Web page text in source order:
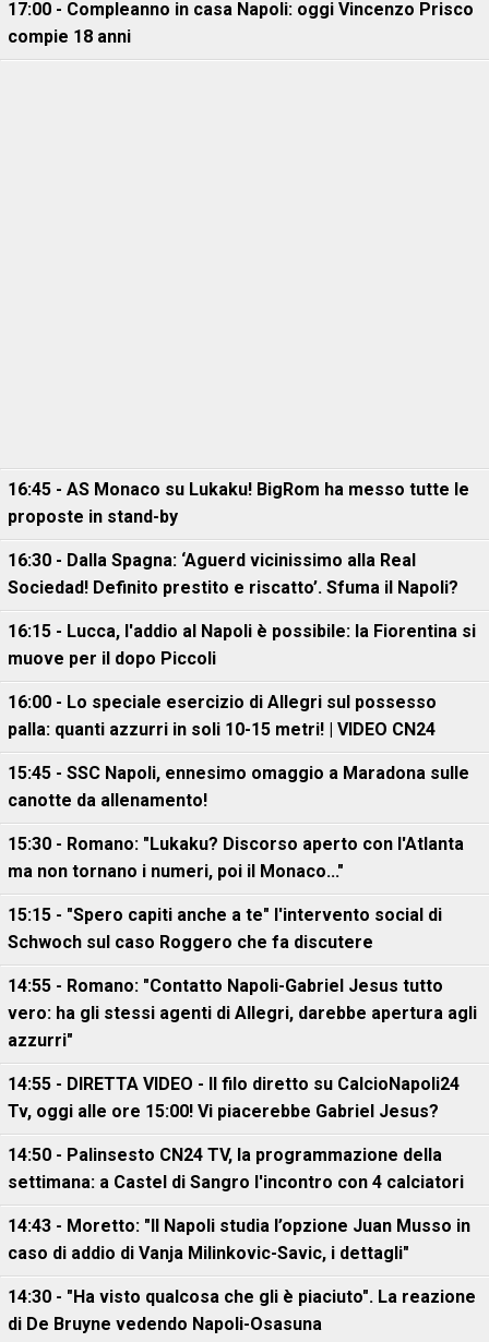
17:00 - Compleanno in casa Napoli: oggi Vincenzo Prisco
compie 18 anni
16:45 - AS Monaco su Lukaku! BigRom ha messo tutte le
proposte in stand-by
16:30 - Dalla Spagna: ‘Aguerd vicinissimo alla Real
Sociedad! Definito prestito e riscatto’. Sfuma il Napoli?
16:15 - Lucca, l'addio al Napoli è possibile: la Fiorentina si
muove per il dopo Piccoli
16:00 - Lo speciale esercizio di Allegri sul possesso
palla: quanti azzurri in soli 10-15 metri! | VIDEO CN24
15:45 - SSC Napoli, ennesimo omaggio a Maradona sulle
canotte da allenamento!
15:30 - Romano: "Lukaku? Discorso aperto con l'Atlanta
ma non tornano i numeri, poi il Monaco..."
15:15 - "Spero capiti anche a te" l'intervento social di
Schwoch sul caso Roggero che fa discutere
14:55 - Romano: "Contatto Napoli-Gabriel Jesus tutto
vero: ha gli stessi agenti di Allegri, darebbe apertura agli
azzurri"
14:55 - DIRETTA VIDEO - Il filo diretto su CalcioNapoli24
Tv, oggi alle ore 15:00! Vi piacerebbe Gabriel Jesus?
14:50 - Palinsesto CN24 TV, la programmazione della
settimana: a Castel di Sangro l'incontro con 4 calciatori
14:43 - Moretto: "Il Napoli studia l’opzione Juan Musso in
caso di addio di Vanja Milinkovic-Savic, i dettagli"
14:30 - "Ha visto qualcosa che gli è piaciuto". La reazione
di De Bruyne vedendo Napoli-Osasuna